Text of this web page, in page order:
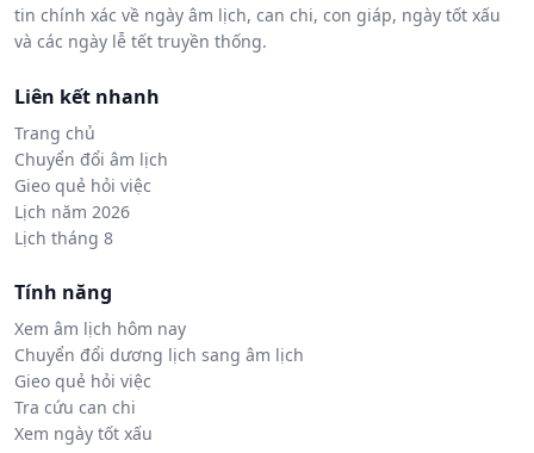
tin chính xác về ngày âm lịch, can chi, con giáp, ngày tốt xấu
và các ngày lễ tết truyền thống.
Liên kết nhanh
Trang chủ
Chuyển đổi âm lịch
Gieo quẻ hỏi việc
Lịch năm 2026
Lịch tháng 8
Tính năng
Xem âm lịch hôm nay
Chuyển đổi dương lịch sang âm lịch
Gieo quẻ hỏi việc
Tra cứu can chi
Xem ngày tốt xấu